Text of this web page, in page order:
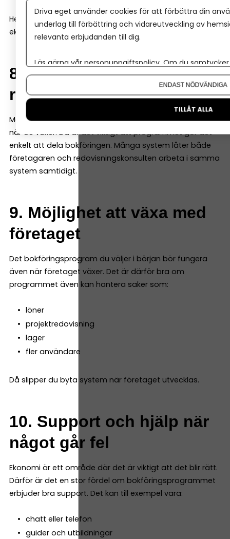
Helst ska de vara enkla att läsa även för den som inte är
ekonom.
8. Samarbete med
redovisningskonsult
Många företag väljer att anlita en redovisningskonsult
när de växer. Då är det viktigt att programmet gör det
enkelt att dela bokföringen. Många system låter både
företagaren och redovisningskonsulten arbeta i samma
system samtidigt.
9. Möjlighet att växa med
företaget
Det bokföringsprogram du väljer i början bör fungera
även när företaget växer. Det är därför bra om
programmet även kan hantera saker som:
löner
projektredovisning
lager
fler användare
Då slipper du byta system när företaget utvecklas.
10. Support och hjälp när
något går fel
Ekonomi är ett område där det är viktigt att det blir rätt.
Därför är det en stor fördel om bokföringsprogrammet
erbjuder bra support. Det kan till exempel vara:
chatt eller telefon
guider och utbildningar
Driva eget använder cookies för att förbättra din
underlag till förbättring och vidareutveckling av
relevanta erbjudanden till dig.
Läs gärna vår personuppgiftspolicy. Om du
Om du vill ändra ditt val i efterhand hittar du den
ENDAST NÖDVÄNDIGA
TILLÅT ALLA